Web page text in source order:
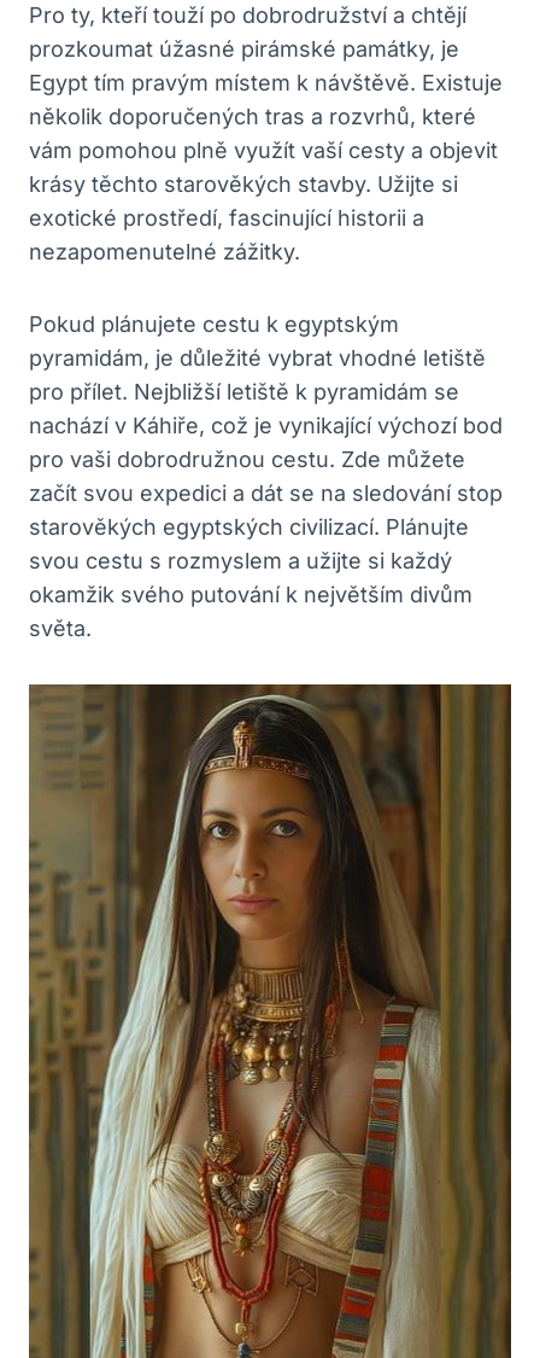
Pro ty, kteří touží po dobrodružství a chtějí⁢
prozkoumat úžasné pirámské památky, ‍je
Egypt tím pravým místem k návštěvě. Existuje
několik doporučených tras⁤ a rozvrhů,⁤ které
vám pomohou plně využít vaší cesty ⁤a objevit
⁢krásy ‌těchto starověkých stavby. Užijte ⁢si
exotické prostředí, fascinující historii a
nezapomenutelné zážitky.
Pokud plánujete cestu k egyptským
‍pyramidám, je důležité vybrat vhodné letiště
pro přílet. Nejbližší letiště k ‍pyramidám se
nachází ⁣v‍ Káhiře, což je vynikající výchozí bod
pro vaši ⁣dobrodružnou‍ cestu. Zde ‌můžete
začít svou expedici a dát ⁤se ⁢na sledování stop
starověkých egyptských civilizací. Plánujte
svou cestu s rozmyslem​ a užijte si⁤ každý
okamžik svého putování k největším divům
světa.